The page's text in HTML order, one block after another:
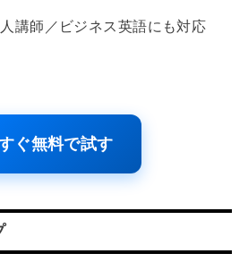
講師／ビジネス英語にも対応
ぐ無料で試す